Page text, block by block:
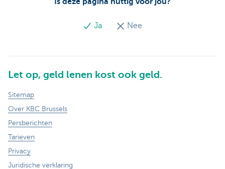
Ja Nee
Let op, geld lenen kost ook geld.
Sitemap
Over KBC Brussels
Persberichten
Tarieven
Privacy
Juridische verklaring